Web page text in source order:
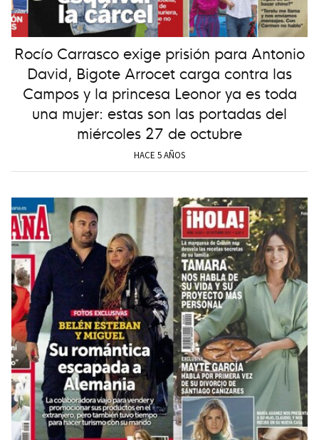
Rocío Carrasco exige prisión para Antonio
David, Bigote Arrocet carga contra las
Campos y la princesa Leonor ya es toda
una mujer: estas son las portadas del
miércoles 27 de octubre
HACE 5 AÑOS